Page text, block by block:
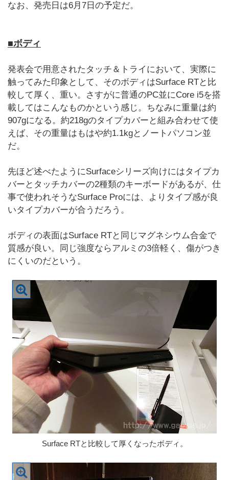
なお、発売日は6月7日の予定だ。
■ボディ
発表会で用意されたタッチ＆トライにおいて、実際に
触ってみた印象として、そのボディはSurface RTと比
較して厚く、重い。さすがに普通のPC並にCore i5を搭
載してはこんなものかという感じ。ちなみに重量は約
907gになる。約218gのタイプカバーと組み合わせて使
えば、その重量はもはや約1.1kgとノートパソコン並
だ。
先ほど述べたようにSurfaceシリーズ向けにはタイプカ
バーとタッチカバーの2種類のキーボードがあるが、仕
事で使われそうなSurface Proには、よりタイプ感が良
いタイプカバーが合うだろう。
ボディの表面はSurface RTと同じマグネシウム合金で
質感が良い。同じ強度ならアルミの3倍軽く、傷がつき
にくいのだという。
Surface RTと比較して厚くなったボディ。